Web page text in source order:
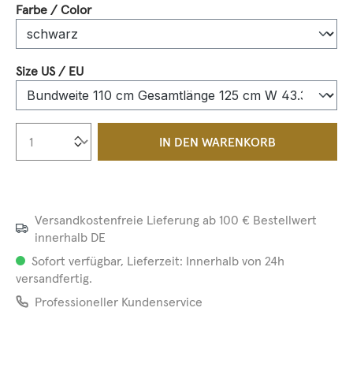
Farbe / Colorauswählen
Size US / EUauswählen
Produkt Anzahl: Gib den
IN DEN WARENKORB
Versandkostenfreie Lieferung ab 100 € Bestellwert
innerhalb DE
Sofort verfügbar, Lieferzeit: Innerhalb von 24h
versandfertig.
Professioneller Kundenservice